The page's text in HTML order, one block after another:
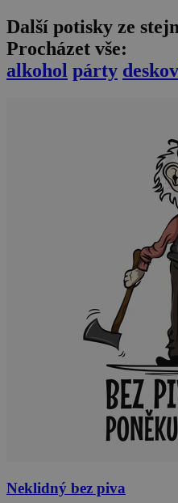
Další potisky ze
Procházet vše:
alkohol párty
Neklidný bez piva